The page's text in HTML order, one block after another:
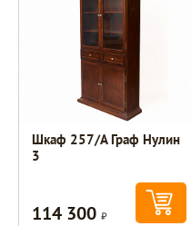
Шкаф 257/А Граф Нулин
3
114 300Р